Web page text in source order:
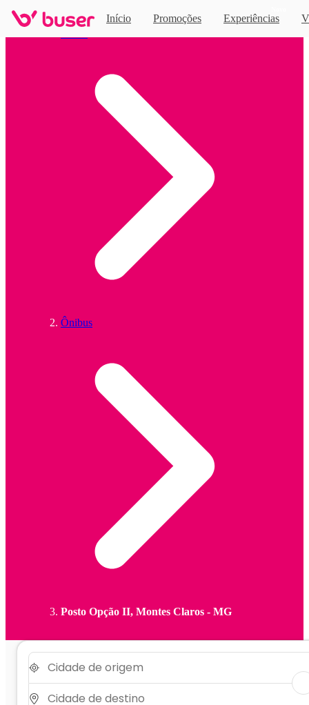
Início Promoções Experiências
Ônibus
Posto Opção II, Montes Claros - MG